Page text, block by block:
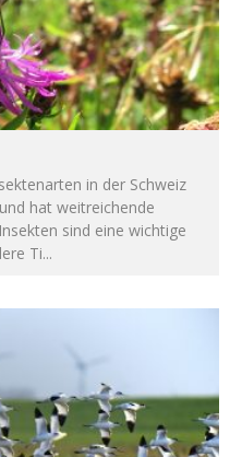
in der Schweiz
hat weitreichende
sind eine wichtige
Ti...